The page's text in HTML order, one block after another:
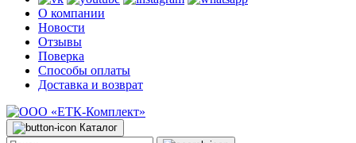
О компании
Новости
Отзывы
Поверка
Способы оплаты
Доставка и возврат
Каталог